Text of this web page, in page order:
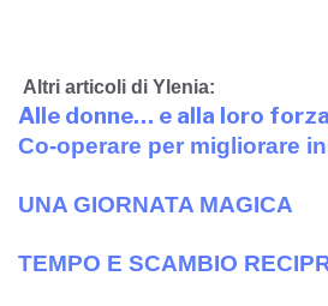
Altri articoli di Ylenia:
Alle donne… e alla loro
Co-operare per migliorare
UNA GIORNATA MAGICA
TEMPO E SCAMBIO